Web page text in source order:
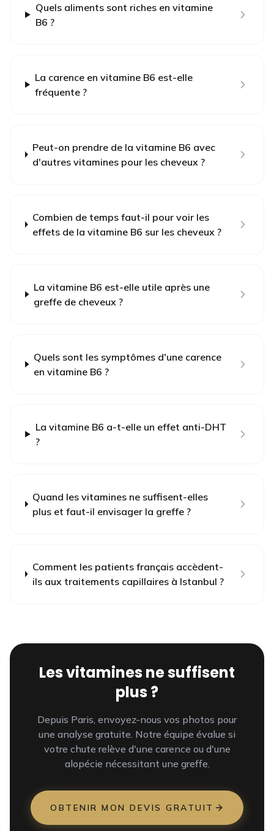
Quels aliments sont riches en vitamine
B6 ?
La carence en vitamine B6 est-elle
fréquente ?
Peut-on prendre de la vitamine B6 avec
d'autres vitamines pour les cheveux ?
Combien de temps faut-il pour voir les
effets de la vitamine B6 sur les cheveux ?
La vitamine B6 est-elle utile après une
greffe de cheveux ?
Quels sont les symptômes d'une carence
en vitamine B6 ?
La vitamine B6 a-t-elle un effet anti-DHT
?
Quand les vitamines ne suffisent-elles
plus et faut-il envisager la greffe ?
Comment les patients français accèdent-
ils aux traitements capillaires à Istanbul ?
Les vitamines ne suffisent
plus ?
Depuis Paris, envoyez-nous vos photos pour
une analyse gratuite. Notre équipe évalue si
votre chute relève d'une carence ou d'une
alopécie nécessitant une greffe.
OBTENIR MON DEVIS GRATUIT